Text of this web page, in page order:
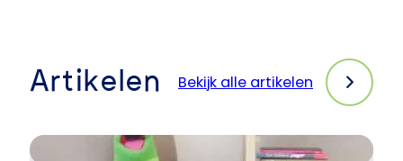
Artikelen Bekijk alle artikelen